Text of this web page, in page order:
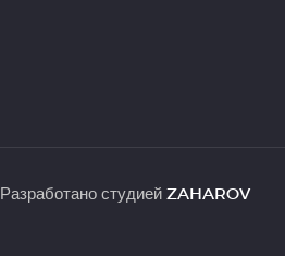
Разработано студией ZAHAROV